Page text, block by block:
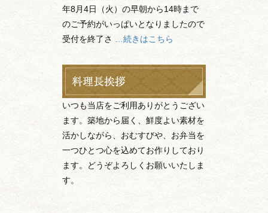
年8月4日（火）の早朝から14時まで
のご予約がいっぱいとなりましたので
受付を終了さ
…続きはこちら
いつも当店をご利用ありがとうござい
ます。築地から届く、鮮度よい素材を
活かしながら、おむすびや、お弁当を
一つひとつ心を込めてお作りしており
ます。どうぞよろしくお願いいたしま
す。